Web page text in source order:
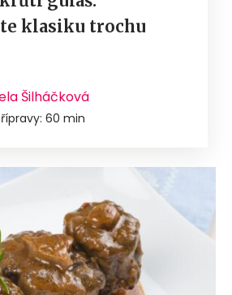
klasiku trochu
Šilháčková
60 min